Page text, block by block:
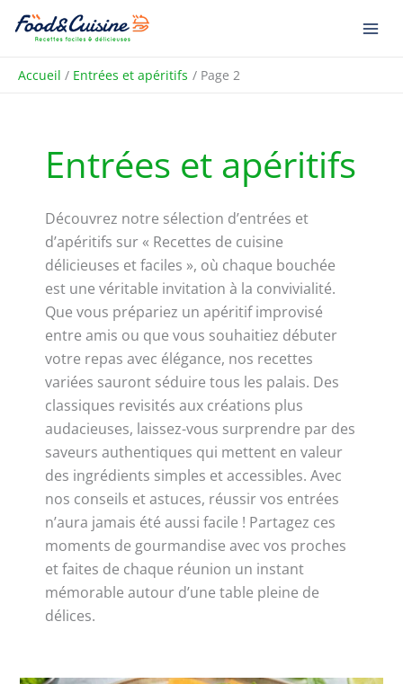
Aller
Accueil
Entrées et apéritifs Page 2
Entrées et apéritifs
Découvrez notre sélection d’entrées et
d’apéritifs sur « Recettes de cuisine
délicieuses et faciles », où chaque bouchée
est une véritable invitation à la convivialité.
Que vous prépariez un apéritif improvisé
entre amis ou que vous souhaitiez débuter
votre repas avec élégance, nos recettes
variées sauront séduire tous les palais. Des
classiques revisités aux créations plus
audacieuses, laissez-vous surprendre par des
saveurs authentiques qui mettent en valeur
des ingrédients simples et accessibles. Avec
nos conseils et astuces, réussir vos entrées
n’aura jamais été aussi facile ! Partagez ces
moments de gourmandise avec vos proches
et faites de chaque réunion un instant
mémorable autour d’une table pleine de
délices.
R
e